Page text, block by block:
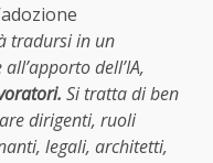
tradursi in un
dell’IA,
Si tratta di ben
dirigenti, ruoli
legali, architetti,